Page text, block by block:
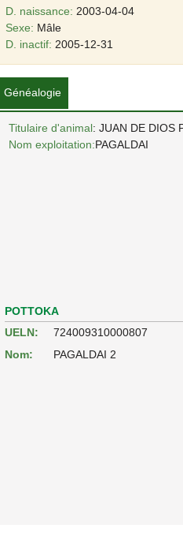
D. naissance: 2003-04-04
Sexe: Mâle
D. inactif: 2005-12-31
Généalogie
Titulaire d'animal: JUAN DE DIOS
Nom exploitation:PAGALDAI
POTTOKA
UELN:
724009310000807
Nom:
PAGALDAI 2